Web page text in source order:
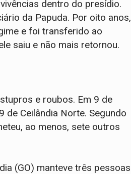
dentro do presídio.
da Papuda. Por oito anos,
e foi transferido ao
saiu e não mais retornou.
e roubos. Em 9 de
de Ceilândia Norte. Segundo
ao menos, sete outros
(GO) manteve três pessoas